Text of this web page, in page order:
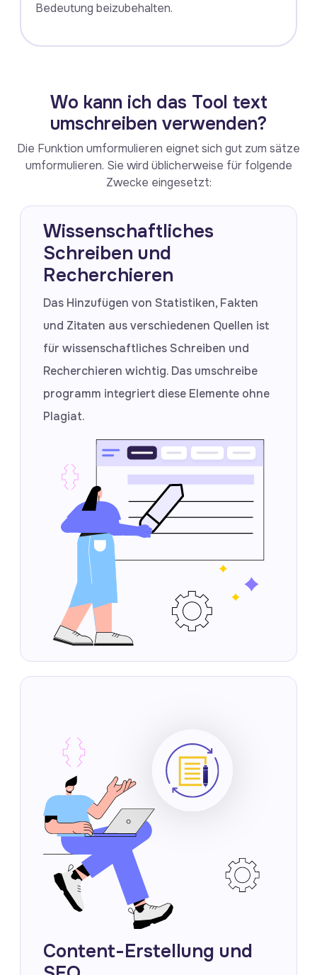
Bedeutung beizubehalten.
Wo kann ich das Tool text
umschreiben verwenden?
Die Funktion umformulieren eignet sich gut zum sätze
umformulieren. Sie wird üblicherweise für folgende
Zwecke eingesetzt:
Wissenschaftliches
Schreiben und
Recherchieren
Das Hinzufügen von Statistiken, Fakten
und Zitaten aus verschiedenen Quellen ist
für wissenschaftliches Schreiben und
Recherchieren wichtig. Das umschreibe
programm integriert diese Elemente ohne
Plagiat.
Content-Erstellung und